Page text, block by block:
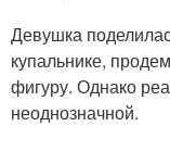
Девушка
купальнике,
фигуру. Однако
неоднозначной.